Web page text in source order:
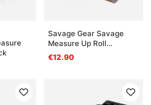
Savage Gear Savage
Measure Up Roll
8x130cm
€12.90